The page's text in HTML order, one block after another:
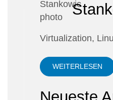
Virtualization,
WEITERLESEN